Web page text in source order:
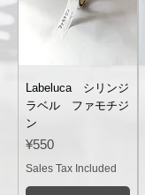
Labeluca シリンジ
ラベル ファモチジ
ン
Price
¥550
Sales Tax Included